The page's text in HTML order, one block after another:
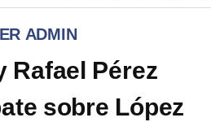
ADMIN
Rafael Pérez
sobre López